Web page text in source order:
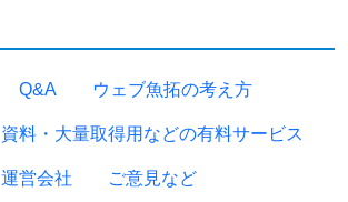
Q&A ウェブ魚拓の考え方
資料・大量取得用などの有料サービス
運営会社 ご意見など